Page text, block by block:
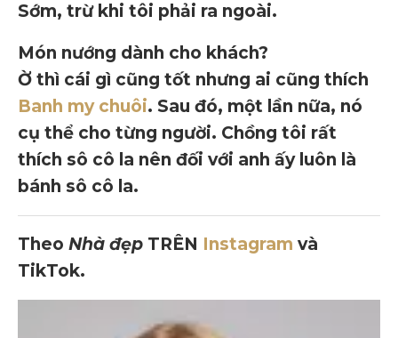
Sớm, trừ khi tôi phải ra ngoài.
Món nướng dành cho khách?
Ờ thì cái gì cũng tốt nhưng ai cũng thích
Banh my chuôi. Sau đó, một lần nữa, nó
cụ thể cho từng người. Chồng tôi rất
thích sô cô la nên đối với anh ấy luôn là
bánh sô cô la.
Theo Nhà đẹp TRÊN Instagram và
TikTok.